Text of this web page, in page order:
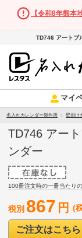
【令和8年熊本
TD746 アートブ
マイ
名入れカレンダー製作所 壁掛け
TD746 アー
ンダー
100冊注文時の一冊当たり
税別 867 円 (
ご注文はこちら